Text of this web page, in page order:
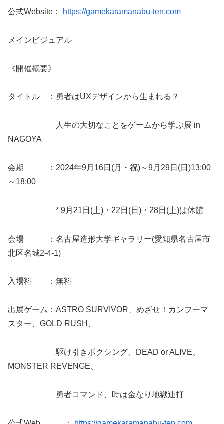
公式Website： https://gamekaramanabu-ten.com
メインビジュアル
《開催概要》
タイトル ：勇者はUXデザインから生まれる？
人生の大切なことをゲームから学ぶ展 in
NAGOYA
会期 ：2024年9月16日(月・祝)～9月29日(日)13:00
～18:00
* 9月21日(土)・22日(日)・28日(土)は休館
会場 ：名古屋造形大学ギャラリー(愛知県名古屋市
北区名城2-4-1)
入場料 ：無料
出展ゲーム：ASTRO SURVIVOR、めざせ！カンフーマ
スター、GOLD RUSH、
駆け引きボクシング、DEAD or ALIVE、
MONSTER REVENGE、
勇者コマンド、時は金なり地獄連打